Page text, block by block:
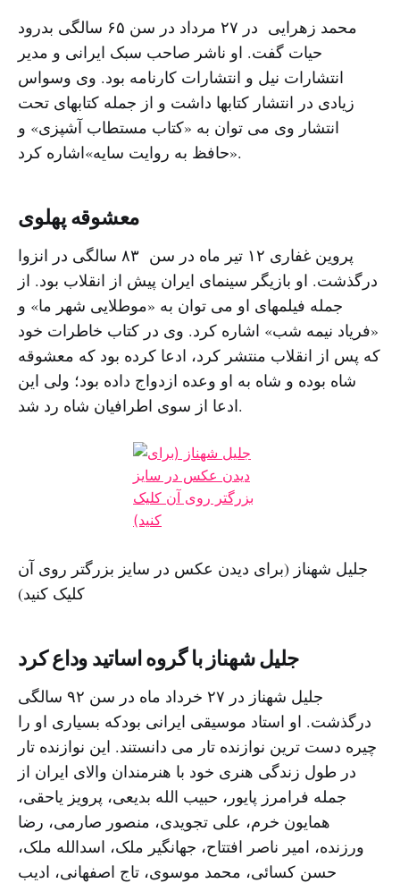
محمد زهرایی در ۲۷ مرداد در سن ۶۵ سالگی بدرود
حیات گفت. او ناشر صاحب سبک ایرانی و مدیر
انتشارات نیل و انتشارات کارنامه بود. وی وسواس
زیادی در انتشار کتابها داشت و از جمله کتابهای تحت
انتشار وی می توان به «کتاب مستطاب آشپزی» و
«حافظ به روایت سایه»اشاره کرد.
معشوقه پهلوی
پروین غفاری ۱۲ تیر ماه در سن ۸۳ سالگی در انزوا
درگذشت. او بازیگر سینمای ایران پیش از انقلاب بود. از
جمله فیلمهای او می توان به «موطلایی شهر ما» و
«فریاد نیمه شب» اشاره کرد. وی در کتاب خاطرات خود
که پس از انقلاب منتشر کرد، ادعا کرده بود که معشوقه
شاه بوده و شاه به او وعده ازدواج داده بود؛ ولی این
ادعا از سوی اطرافیان شاه رد شد.
جلیل شهناز (برای دیدن عکس در سایز بزرگتر روی آن
کلیک کنید)
جلیل شهناز با گروه اساتید وداع کرد
جلیل شهناز در ۲۷ خرداد ماه در سن ۹۲ سالگی
درگذشت. او استاد موسیقی ایرانی بودکه بسیاری او را
چیره دست ترین نوازنده تار می دانستند. این نوازنده تار
در طول زندگی هنری خود با هنرمندان والای ایران از
جمله فرامرز پایور، حبیب الله بدیعی، پرویز یاحقی،
همایون خرم، علی تجویدی، منصور صارمی، رضا
ورزنده، امیر ناصر افتتاح، جهانگیر ملک، اسدالله ملک،
حسن کسائی، محمد موسوی، تاج اصفهانی، ادیب